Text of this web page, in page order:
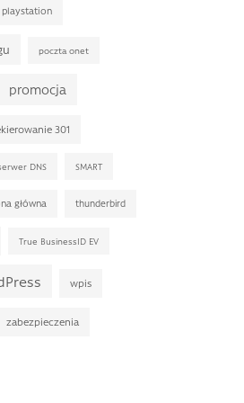
playstation
poczta onet
promocja
301
DNS SMART
główna thunderbird
True BusinessID EV
wpis
zabezpieczenia